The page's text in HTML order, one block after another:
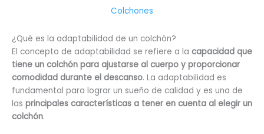
Colchones
¿Qué es la adaptabilidad de un colchón?
El concepto de adaptabilidad se refiere a la capacidad que
tiene un colchón para ajustarse al cuerpo y proporcionar
comodidad durante el descanso. La adaptabilidad es
fundamental para lograr un sueño de calidad y es una de
las principales características a tener en cuenta al elegir un
colchón.